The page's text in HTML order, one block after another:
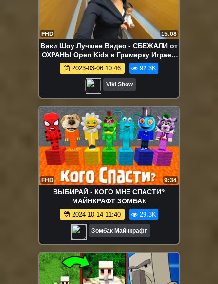
FHD 15:08
Вики Шоу Лучшее Видео - СБЕЖАЛИ от
ОХРАНЫ Open Kids в Гримерку Играем
в ЧЕЛЛЕНДЖ Слепой Художник Влог /
Вики Шоу
2023-03-06 10:46 92.3K
Viki Show
FHD 9:34
ВЫБИРАЙ - КОГО МНЕ СПАСТИ?
МАЙНКРАФТ ЗОМБАК
2024-10-14 11:40 29.3K
Зомбак Майнкрафт